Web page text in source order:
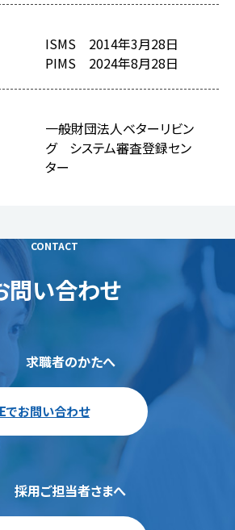
ISMS 2014年3月28日
PIMS 2024年8月28日
一般財団法人ベターリビン
グ システム審査登録セン
ター
CONTACT
問い合わせ
求職者のかたへ
でお問い合わせ
採用ご担当者さまへ